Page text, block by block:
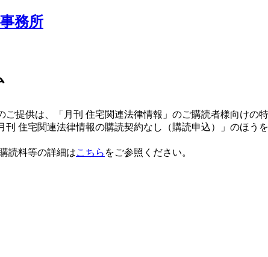
提供は、「月刊 住宅関連法律情報」のご購読者様向けの
刊 住宅関連法律情報の購読契約なし（購読申込）」のほ
読料等の詳細はこちら をご参照ください。